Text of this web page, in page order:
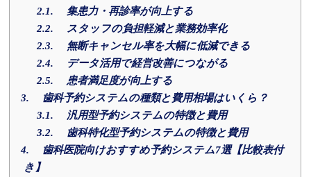
2.1.
集患力・再診率が向上する
2.2.
スタッフの負担軽減と業務効率化
2.3.
無断キャンセル率を大幅に低減できる
2.4.
データ活用で経営改善につながる
2.5.
患者満足度が向上する
3.
歯科予約システムの種類と費用相場はいくら？
3.1.
汎用型予約システムの特徴と費用
3.2.
歯科特化型予約システムの特徴と費用
4.
歯科医院向けおすすめ予約システム7選【比較表付
き】